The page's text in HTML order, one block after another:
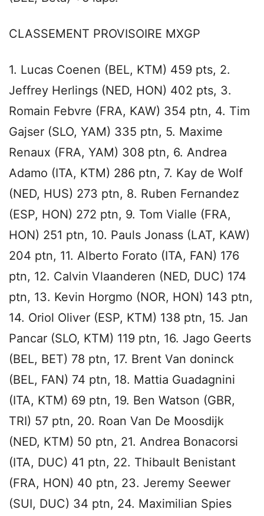
CLASSEMENT PROVISOIRE MXGP
1. Lucas Coenen (BEL, KTM) 459 pts, 2.
Jeffrey Herlings (NED, HON) 402 pts, 3.
Romain Febvre (FRA, KAW) 354 ptn, 4. Tim
Gajser (SLO, YAM) 335 ptn, 5. Maxime
Renaux (FRA, YAM) 308 ptn, 6. Andrea
Adamo (ITA, KTM) 286 ptn, 7. Kay de Wolf
(NED, HUS) 273 ptn, 8. Ruben Fernandez
(ESP, HON) 272 ptn, 9. Tom Vialle (FRA,
HON) 251 ptn, 10. Pauls Jonass (LAT, KAW)
204 ptn, 11. Alberto Forato (ITA, FAN) 176
ptn, 12. Calvin Vlaanderen (NED, DUC) 174
ptn, 13. Kevin Horgmo (NOR, HON) 143 ptn,
14. Oriol Oliver (ESP, KTM) 138 ptn, 15. Jan
Pancar (SLO, KTM) 119 ptn, 16. Jago Geerts
(BEL, BET) 78 ptn, 17. Brent Van doninck
(BEL, FAN) 74 ptn, 18. Mattia Guadagnini
(ITA, KTM) 69 ptn, 19. Ben Watson (GBR,
TRI) 57 ptn, 20. Roan Van De Moosdijk
(NED, KTM) 50 ptn, 21. Andrea Bonacorsi
(ITA, DUC) 41 ptn, 22. Thibault Benistant
(FRA, HON) 40 ptn, 23. Jeremy Seewer
(SUI, DUC) 34 ptn, 24. Maximilian Spies